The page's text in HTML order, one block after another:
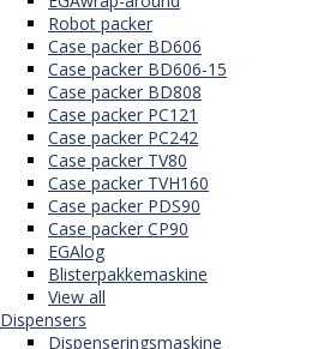
Robot packer
Case packer BD606
Case packer BD606-15
Case packer BD808
Case packer PC121
Case packer PC242
Case packer TV80
Case packer TVH160
Case packer PDS90
Case packer CP90
EGAlog
Blisterpakkemaskine
View all
Dispensers
Dispenseringsmaskine